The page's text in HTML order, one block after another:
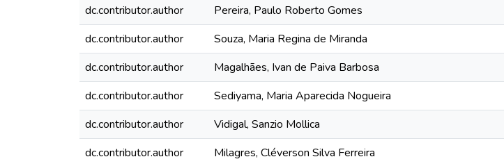
dc.contributor.author
Pereira, Paulo Roberto Gomes
dc.contributor.author
Souza, Maria Regina de Miranda
dc.contributor.author
Magalhães, Ivan de Paiva Barbosa
dc.contributor.author
Sediyama, Maria Aparecida Nogueira
dc.contributor.author
Vidigal, Sanzio Mollica
dc.contributor.author
Milagres, Cléverson Silva Ferreira